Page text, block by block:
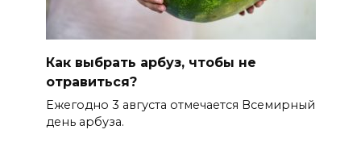
Как выбрать арбуз, чтобы не
отравиться?
Ежегодно 3 августа отмечается Всемирный
день арбуза.